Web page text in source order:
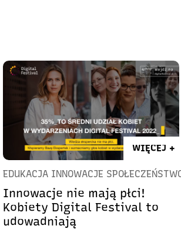
WIĘCEJ +
EDUKACJA INNOWACJE
Innowacje nie mają płci!
Kobiety Digital Festival to
udowadniają